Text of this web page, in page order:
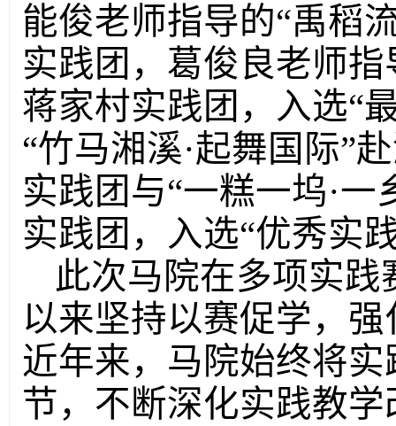
能俊老师指导的“禹稻
实践团，葛俊良老师指
蒋家村实践团，入选“
“竹马湘溪·起舞国际”
实践团与“一糕一坞·
实践团，入选“优秀实
此次马院在多项实
以来坚持以赛促学，
近年来，马院始终将
节，不断深化实践教